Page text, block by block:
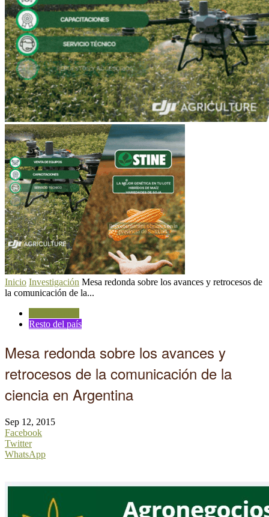
Inicio Investigación Mesa redonda sobre los avances y retrocesos de
la comunicación de la...
Resto del país
Mesa redonda sobre los avances y
retrocesos de la comunicación de la
ciencia en Argentina
Sep 12, 2015
Facebook
Twitter
WhatsApp